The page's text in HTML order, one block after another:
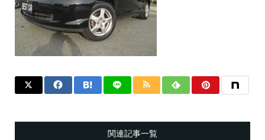
関連記事一覧